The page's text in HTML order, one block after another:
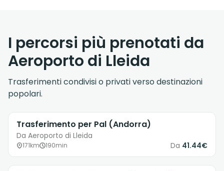
I percorsi più prenotati da
Aeroporto di Lleida
Trasferimenti condivisi o privati verso destinazioni
popolari.
Trasferimento per Pal (Andorra)
Da Aeroporto di Lleida
171km 190min Da 41.44€